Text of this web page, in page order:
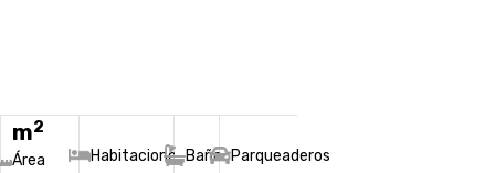
m2
Área
HabitacionesBañosParqueaderos